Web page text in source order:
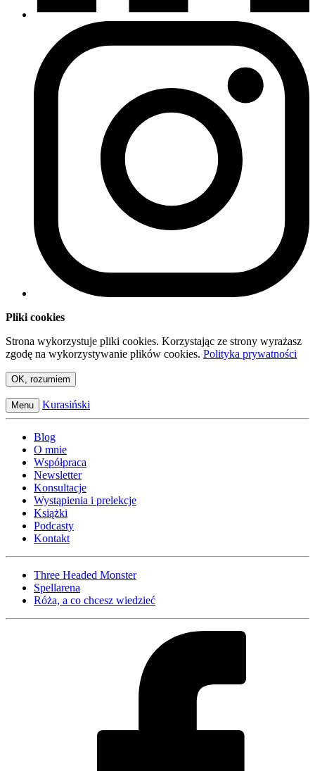
Pliki cookies
Strona wykorzystuje pliki cookies. Korzystając ze strony wyrażasz
zgodę na wykorzystywanie plików cookies. Polityka prywatności
OK, rozumiem
Menu Kurasiński
Blog
O mnie
Współpraca
Newsletter
Konsultacje
Wystąpienia i prelekcje
Książki
Podcasty
Kontakt
Three Headed Monster
Spellarena
Róża, a co chcesz wiedzieć